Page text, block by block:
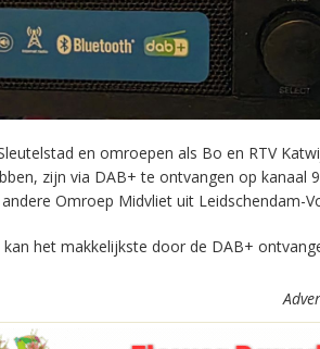
en omroepen als Bo en RTV
zijn via DAB+ te ontvangen op
Omroep Midvliet uit Leidschendam-
het makkelijkste door de DAB+